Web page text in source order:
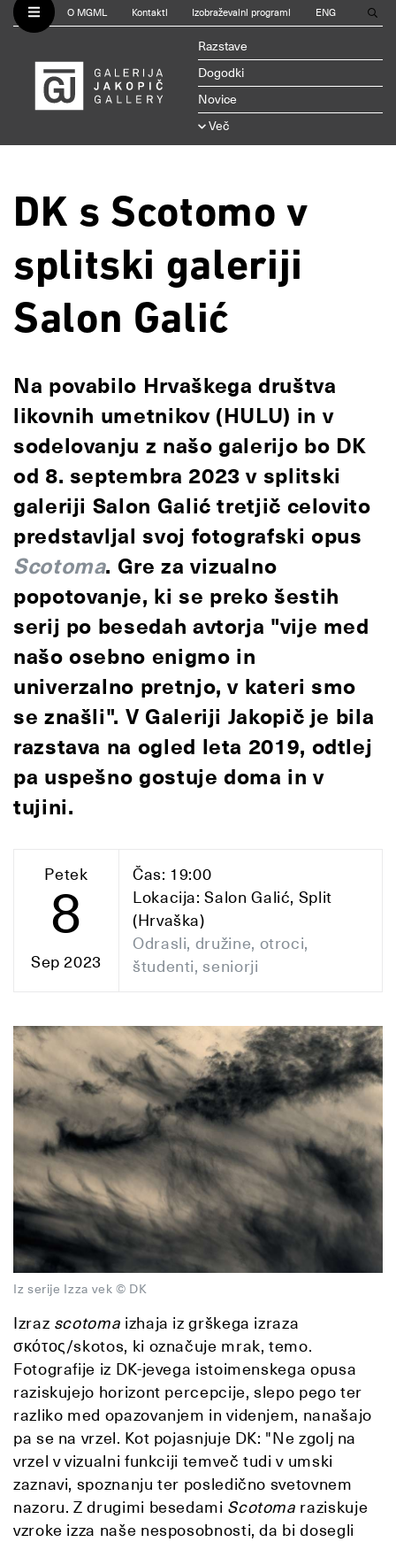
O MGML Kontakti Izobraževalni programi ENG
Razstave
Dogodki
Novice
Več
DK s Scotomo v
splitski galeriji
Salon Galić
Na povabilo Hrvaškega društva
likovnih umetnikov (HULU) in v
sodelovanju z našo galerijo bo DK
od 8. septembra 2023 v splitski
galeriji Salon Galić tretjič celovito
predstavljal svoj fotografski opus
Scotoma. Gre za vizualno
popotovanje, ki se preko šestih
serij po besedah avtorja "vije med
našo osebno enigmo in
univerzalno pretnjo, v kateri smo
se znašli". V Galeriji Jakopič je bila
razstava na ogled leta 2019, odtlej
pa uspešno gostuje doma in v
tujini.
Petek
8
Sep 2023
Čas: 19:00
Lokacija: Salon Galić, Split
(Hrvaška)
Odrasli, družine, otroci,
študenti, seniorji
Iz serije Izza vek © DK
Izraz scotoma izhaja iz grškega izraza
σκότος/skotos, ki označuje mrak, temo.
Fotografije iz DK-jevega istoimenskega opusa
raziskujejo horizont percepcije, slepo pego ter
razliko med opazovanjem in videnjem, nanašajo
pa se na vrzel. Kot pojasnjuje DK: "Ne zgolj na
vrzel v vizualni funkciji temveč tudi v umski
zaznavi, spoznanju ter posledično svetovnem
nazoru. Z drugimi besedami Scotoma raziskuje
vzroke izza naše nesposobnosti, da bi dosegli